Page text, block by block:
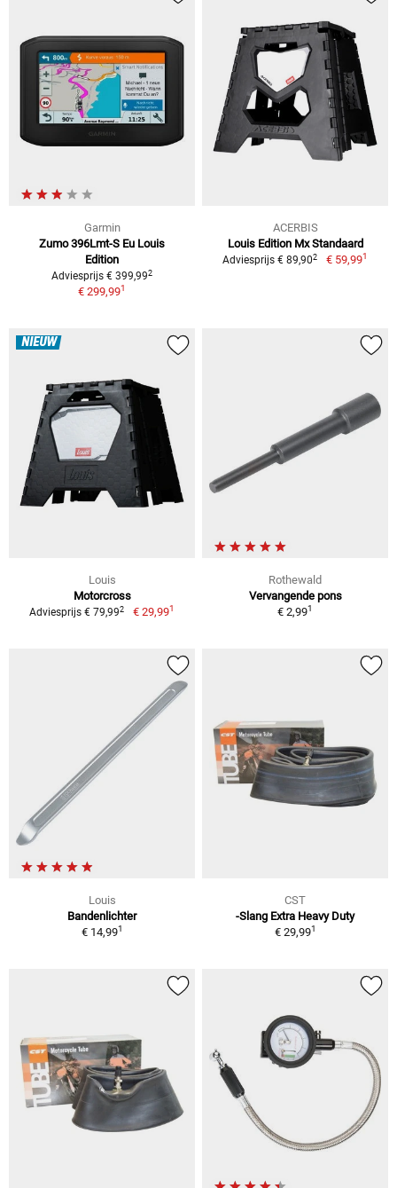
Garmin
Zumo 396Lmt-S Eu Louis
Edition
Adviesprijs € 399,992
€ 299,991
ACERBIS
Louis Edition Mx Standaard
Adviesprijs € 89,902 € 59,991
NIEUW
Louis
Motorcross
Adviesprijs € 79,992 € 29,991
Rothewald
Vervangende pons
€ 2,991
Louis
Bandenlichter
€ 14,991
CST
-Slang Extra Heavy Duty
€ 29,991